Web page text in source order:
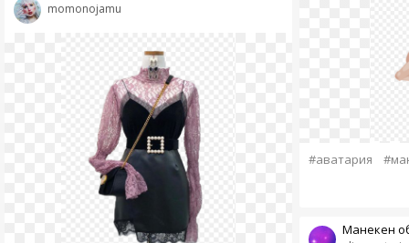
momonojamu
#аватария
Манекен